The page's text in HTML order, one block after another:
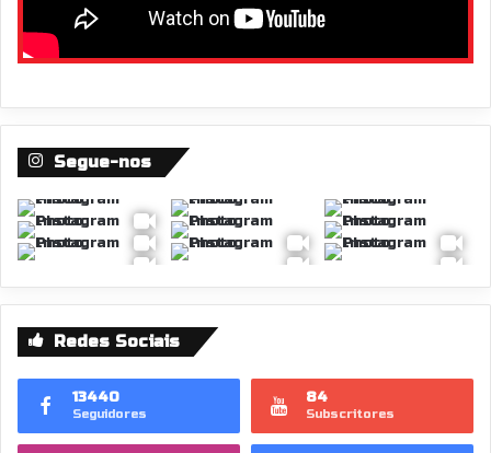
Segue-nos
Redes Sociais
13440
Seguidores
84
Subscritores